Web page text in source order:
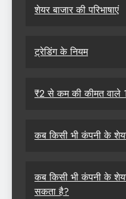
शेयर बाजार की परिभाषाएं
ट्रेडिंग के नियम
₹2 से कम की कीमत वाले
कब किसी भी कंपनी के
कब किसी भी कंपनी के
सकता है?